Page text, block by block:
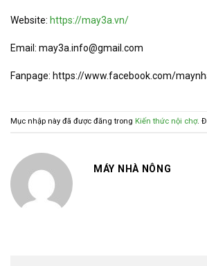
Website: https://may3a.vn/
Email: may3a.info@gmail.com
Fanpage: https://www.facebook.com/
Mục nhập này đã được đăng trong Kiến thức nội chợ.
MÁY NHÀ NÔNG